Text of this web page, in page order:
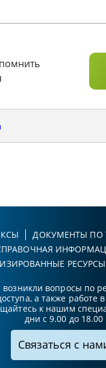
ДОКУМЕНТЫ ПО
РЕСУРСЫ
возникли вопросы по
а также работе
к нашим
дни с 9.00 до 18.00
Связаться с